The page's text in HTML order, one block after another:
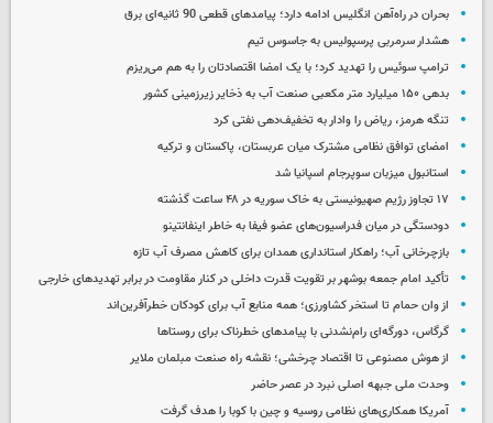
بحران در راه‌آهن انگلیس ادامه دارد؛ پیامدهای قطعی 90 ثانیه‌ای برق
هشدار سرمربی پرسپولیس به جاسوس تیم
ترامپ سوئیس را تهدید کرد؛ با یک امضا اقتصادتان را به هم می‌ریزم
بدهی ۱۵۰ میلیارد متر مکعبی صنعت آب به ذخایر زیرزمینی کشور
تنگه هرمز، ریاض را وادار به تخفیف‌دهی نفتی کرد
امضای توافق نظامی مشترک میان عربستان، پاکستان و ترکیه
استانبول میزبان سوپرجام اسپانیا شد
۱۷ تجاوز رژیم صهیونیستی به خاک سوریه در ۴۸ ساعت گذشته
دودستگی در میان فدراسیون‌های عضو فیفا به خاطر اینفانتینو
بازچرخانی آب؛ راهکار استانداری همدان برای کاهش مصرف آب تازه
تأکید امام جمعه بوشهر بر تقویت قدرت داخلی در کنار مقاومت در برابر تهدیدهای خارجی
از وان حمام تا استخر کشاورزی؛ همه منابع آب برای کودکان خطرآفرین‌اند
گرگاس، دورگه‌ای رام‌نشدنی با پیامدهای خطرناک برای روستاها
از هوش مصنوعی تا اقتصاد چرخشی؛ نقشه راه صنعت مبلمان ملایر
وحدت ملی جبهه اصلی نبرد در عصر حاضر
آمریکا همکاری‌های نظامی روسیه و چین با کوبا را هدف گرفت